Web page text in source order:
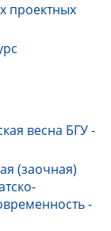
проектных
весна БГУ -
(заочная)
-